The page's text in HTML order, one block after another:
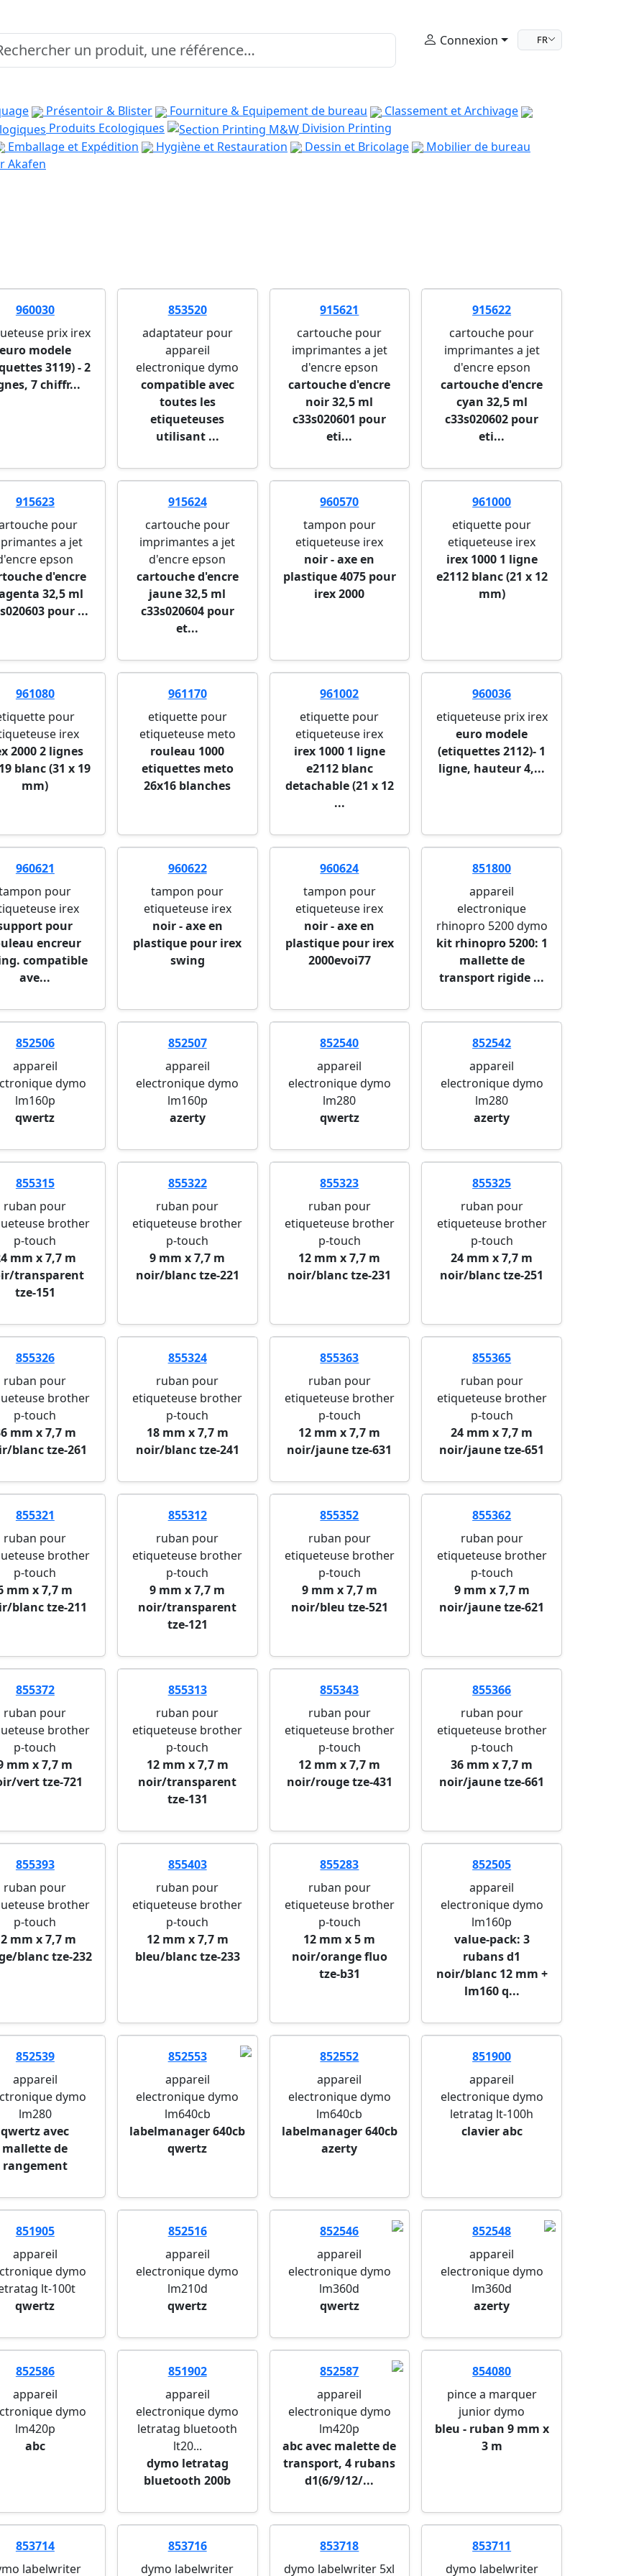
Connexion FR
Présentoir & Blister Fourniture & Equipement de bureau
Classement et Archivage
Produits Ecologiques
Division Printing
Emballage et Expédition Hygiène et Restauration Dessin et Bricolage
Mobilier de bureau
Akafen
960030
prix irex
euro modele
3119) - 2
7 chiffr...
853520
adaptateur pour
appareil
electronique dymo
compatible avec
toutes les
etiqueteuses
utilisant ...
915621
cartouche pour
imprimantes a jet
d'encre epson
cartouche d'encre
noir 32,5 ml
c33s020601 pour
eti...
915622
cartouche pour
imprimantes a jet
d'encre epson
cartouche d'encre
cyan 32,5 ml
c33s020602 pour
eti...
915623
pour
a jet
epson
d'encre
32,5 ml
pour ...
915624
cartouche pour
imprimantes a jet
d'encre epson
cartouche d'encre
jaune 32,5 ml
c33s020604 pour
et...
960570
tampon pour
etiqueteuse irex
noir - axe en
plastique 4075 pour
irex 2000
961000
etiquette pour
etiqueteuse irex
irex 1000 1 ligne
e2112 blanc (21 x 12
mm)
961080
pour
irex
2000 2 lignes
blanc (31 x 19
mm)
961170
etiquette pour
etiqueteuse meto
rouleau 1000
etiquettes meto
26x16 blanches
961002
etiquette pour
etiqueteuse irex
irex 1000 1 ligne
e2112 blanc
detachable (21 x 12
...
960036
etiqueteuse prix irex
euro modele
(etiquettes 2112)- 1
ligne, hauteur 4,...
960621
pour
irex
pour
encreur
compatible
ave...
960622
tampon pour
etiqueteuse irex
noir - axe en
plastique pour irex
swing
960624
tampon pour
etiqueteuse irex
noir - axe en
plastique pour irex
2000evoi77
851800
appareil
electronique
rhinopro 5200 dymo
kit rhinopro 5200: 1
mallette de
transport rigide ...
852506
appareil
dymo
lm160p
qwertz
852507
appareil
electronique dymo
lm160p
azerty
852540
appareil
electronique dymo
lm280
qwertz
852542
appareil
electronique dymo
lm280
azerty
855315
ruban pour
brother
p-touch
mm x 7,7 m
transparent
tze-151
855322
ruban pour
etiqueteuse brother
p-touch
9 mm x 7,7 m
noir/blanc tze-221
855323
ruban pour
etiqueteuse brother
p-touch
12 mm x 7,7 m
noir/blanc tze-231
855325
ruban pour
etiqueteuse brother
p-touch
24 mm x 7,7 m
noir/blanc tze-251
855326
ruban pour
brother
p-touch
mm x 7,7 m
blanc tze-261
855324
ruban pour
etiqueteuse brother
p-touch
18 mm x 7,7 m
noir/blanc tze-241
855363
ruban pour
etiqueteuse brother
p-touch
12 mm x 7,7 m
noir/jaune tze-631
855365
ruban pour
etiqueteuse brother
p-touch
24 mm x 7,7 m
noir/jaune tze-651
855321
ruban pour
brother
p-touch
mm x 7,7 m
blanc tze-211
855312
ruban pour
etiqueteuse brother
p-touch
9 mm x 7,7 m
noir/transparent
tze-121
855352
ruban pour
etiqueteuse brother
p-touch
9 mm x 7,7 m
noir/bleu tze-521
855362
ruban pour
etiqueteuse brother
p-touch
9 mm x 7,7 m
noir/jaune tze-621
855372
ruban pour
brother
p-touch
mm x 7,7 m
vert tze-721
855313
ruban pour
etiqueteuse brother
p-touch
12 mm x 7,7 m
noir/transparent
tze-131
855343
ruban pour
etiqueteuse brother
p-touch
12 mm x 7,7 m
noir/rouge tze-431
855366
ruban pour
etiqueteuse brother
p-touch
36 mm x 7,7 m
noir/jaune tze-661
855393
ruban pour
brother
p-touch
mm x 7,7 m
blanc tze-232
855403
ruban pour
etiqueteuse brother
p-touch
12 mm x 7,7 m
bleu/blanc tze-233
855283
ruban pour
etiqueteuse brother
p-touch
12 mm x 5 m
noir/orange fluo
tze-b31
852505
appareil
electronique dymo
lm160p
value-pack: 3
rubans d1
noir/blanc 12 mm +
lm160 q...
852539
appareil
dymo
lm280
qwertz avec
mallette de
rangement
852553
appareil
electronique dymo
lm640cb
labelmanager 640cb
qwertz
852552
appareil
electronique dymo
lm640cb
labelmanager 640cb
azerty
851900
appareil
electronique dymo
letratag lt-100h
clavier abc
851905
appareil
dymo
lt-100t
qwertz
852516
appareil
electronique dymo
lm210d
qwertz
852546
appareil
electronique dymo
lm360d
qwertz
852548
appareil
electronique dymo
lm360d
azerty
852586
appareil
dymo
lm420p
abc
851902
appareil
electronique dymo
letratag bluetooth
lt20...
dymo letratag
bluetooth 200b
852587
appareil
electronique dymo
lm420p
abc avec malette de
transport, 4 rubans
d1(6/9/12/...
854080
pince a marquer
junior dymo
bleu - ruban 9 mm x
3 m
853714
labelwriter
853716
dymo labelwriter
853718
dymo labelwriter 5xl
853711
dymo labelwriter